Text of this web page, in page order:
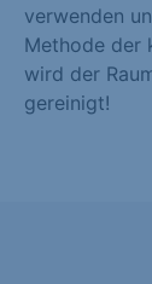
verwenden
Methode der
wird der
gereinigt!